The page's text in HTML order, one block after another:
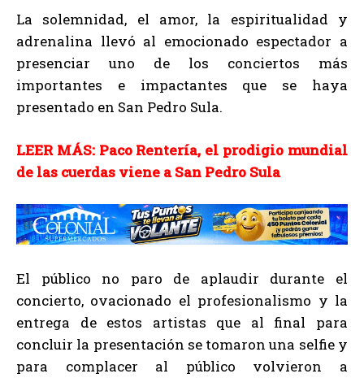
La solemnidad, el amor, la espiritualidad y
adrenalina llevó al emocionado espectador a
presenciar uno de los conciertos más
importantes e impactantes que se haya
presentado en San Pedro Sula.
LEER MÁS: Paco Rentería, el prodigio mundial
de las cuerdas viene a San Pedro Sula
El público no paro de aplaudir durante el
concierto, ovacionado el profesionalismo y la
entrega de estos artistas que al final para
concluir la presentación se tomaron una selfie y
para complacer al público volvieron a